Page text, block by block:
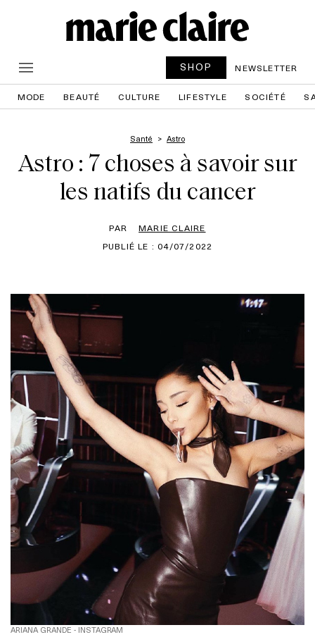
SHOP NEWSLETTER
MODE BEAUTÉ CULTURE LIFESTYLE SOCIÉTÉ
Santé Astro
Astro : 7 choses à savoir sur
les natifs du cancer
PAR
MARIE CLAIRE
PUBLIÉ LE : 04/07/2022
ARIANA GRANDE - INSTAGRAM